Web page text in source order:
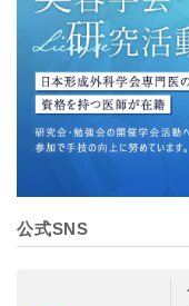
TCBグループは、
に蓄積・保管し、
失・破壊・改ざん
つ適切な組織的・
ます。
【個人情報の共同
TCBグループは、
得情報を共同して
なお、共同利用に
す。
一般社団法人メデ
公式SNS